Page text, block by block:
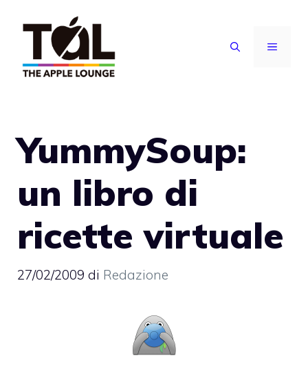
contenuto
MENU
YummySoup:
un libro di
ricette virtuale
27/02/2009 di Redazione